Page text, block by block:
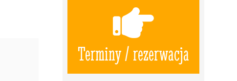
Terminy / rezerwacja